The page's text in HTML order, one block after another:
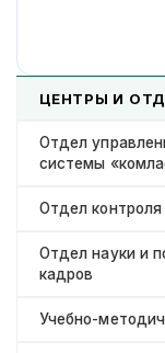
ЦЕНТРЫ И
Отдел
системы
Отдел контроля
Отдел науки и
кадров
Учебно-